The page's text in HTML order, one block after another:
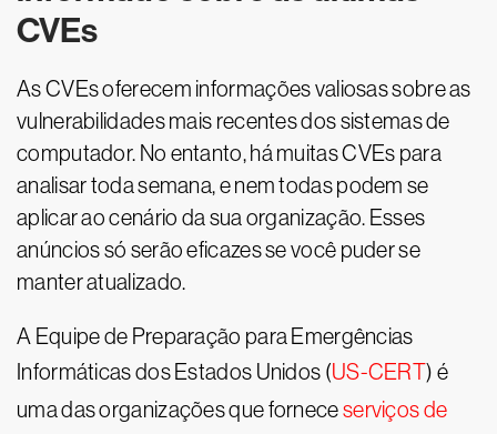
CVEs
As CVEs oferecem informações valiosas sobre as
vulnerabilidades mais recentes dos sistemas de
computador. No entanto, há muitas CVEs para
analisar toda semana, e nem todas podem se
aplicar ao cenário da sua organização. Esses
anúncios só serão eficazes se você puder se
manter atualizado.
A Equipe de Preparação para Emergências
Informáticas dos Estados Unidos (US-CERT) é
uma das organizações que forneceserviços de